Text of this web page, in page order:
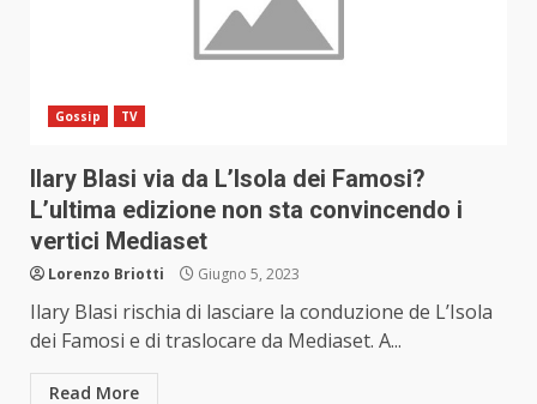
Gossip TV
Ilary Blasi via da L’Isola dei Famosi?
L’ultima edizione non sta convincendo i
vertici Mediaset
Lorenzo Briotti Giugno 5, 2023
Ilary Blasi rischia di lasciare la conduzione de L’Isola
dei Famosi e di traslocare da Mediaset. A...
Read More